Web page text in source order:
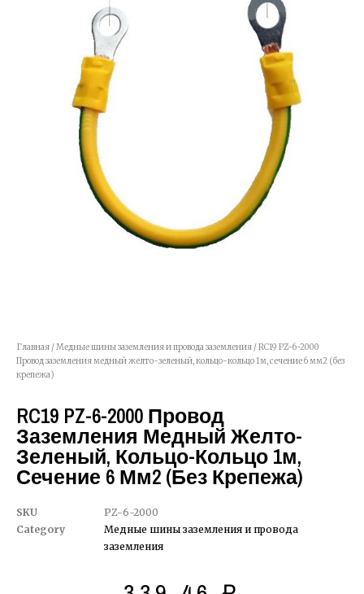
Главная /Медные шины заземления и провода заземления / RC19 PZ-6-2000
Провод заземления медный желто-зеленый, кольцо-кольцо 1м, сечение 6 мм2 (без
крепежа)
RC19 PZ-6-2000 Провод
Заземления Медный Желто-
Зеленый, Кольцо-Кольцо 1м,
Сечение 6 Мм2 (без Крепежа)
SKU
PZ-6-2000
Category
Медные шины заземления и провода
заземления